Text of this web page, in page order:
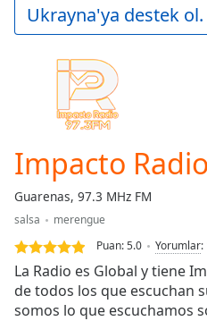
Play
Video
Backward
Current
Time0:00
-:-
Loaded
0.00%
Stream
TypeLIVE
Seek to
Ukrayna'ya destek ol.
Impacto Radio
Guarenas, 97.3 MHz FM
salsa
merengue
Puan:5.0 Yorumlar:
La Radio es Global y tiene
de todos los que escuchan
somos lo que escuchamos